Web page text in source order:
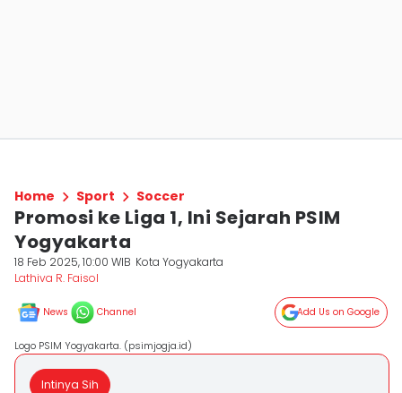
Home Sport Soccer
Promosi ke Liga 1, Ini Sejarah PSIM
Yogyakarta
18 Feb 2025, 10:00 WIB Kota Yogyakarta
Lathiva R. Faisol
News Channel Add Us on Google
Logo PSIM Yogyakarta. (psimjogja.id)
Intinya Sih